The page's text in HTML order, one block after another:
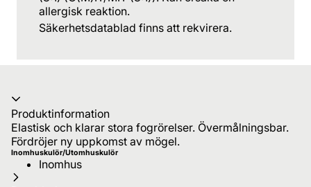
allergisk reaktion.
Säkerhetsdatablad finns att rekvirera.
Produktinformation
Elastisk och klarar stora fogrörelser. Övermålningsbar.
Fördröjer ny uppkomst av mögel.
Inomhuskulör/Utomhuskulör
Inomhus